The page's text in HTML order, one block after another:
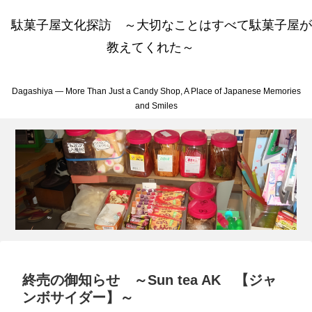
駄菓子屋文化探訪 ～大切なことはすべて駄菓子屋が
教えてくれた～
Dagashiya — More Than Just a Candy Shop, A Place of Japanese Memories
and Smiles
終売の御知らせ ～Sun tea AK 【ジャ
ンボサイダー】～